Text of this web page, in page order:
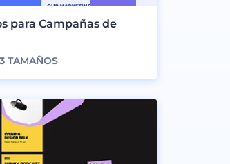
para Campañas de
3TAMAÑOS